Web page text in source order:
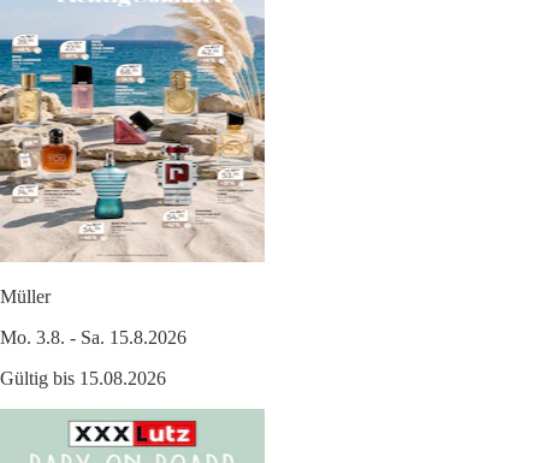
Müller
Mo. 3.8. - Sa. 15.8.2026
Gültig bis 15.08.2026